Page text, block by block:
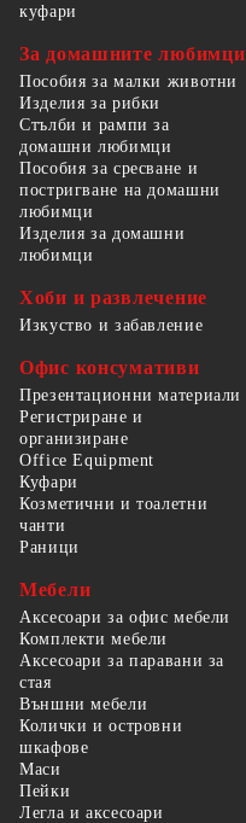
куфари
За домашните любимци
Пособия за малки животни
Изделия за рибки
Стълби и рампи за
домашни любимци
Пособия за сресване и
постригване на домашни
любимци
Изделия за домашни
любимци
Хоби и развлечение
Изкуство и забавление
Офис консумативи
Презентационни материали
Регистриране и
организиране
Office Equipment
Куфари
Козметични и тоалетни
чанти
Раници
Мебели
Аксесоари за офис мебели
Комплекти мебели
Аксесоари за паравани за
стая
Външни мебели
Колички и островни
шкафове
Маси
Пейки
Легла и аксесоари